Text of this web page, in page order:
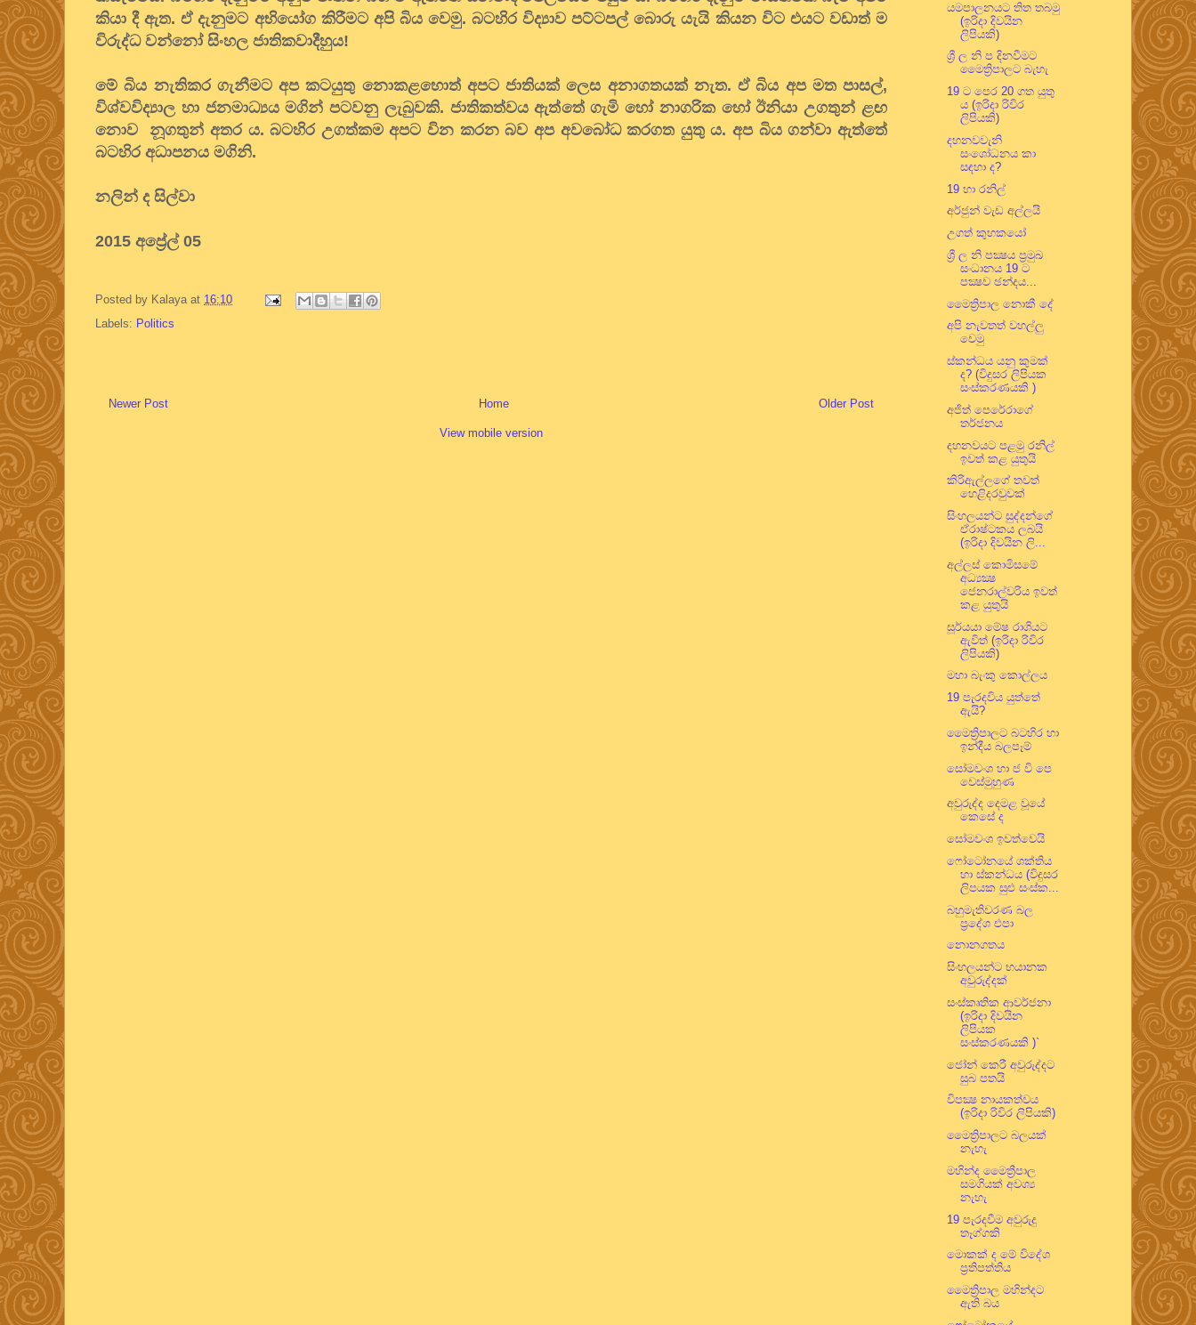
කියා දී ඇත. ඒ දැනුමට අභියෝග කිරීමට අපි බිය වෙමු. බටහිර විද්‍යාව පට්ටපල් බොරු යැයි කියන විට එයට වඩාත් ම
විරුද්ධ වන්නෝ සිංහල ජාතිකවාදීහුය!
මේ බිය නැතිකර ගැනීමට අප කටයුතු නොකළහොත් අපට ජාතියක් ලෙස අනාගතයක් නැත. ඒ බිය අප මත පාසල්,
විශ්වවිද්‍යාල හා ජනමාධ්‍යය මගින් පටවනු ලැබුවකි. ජාතිකත්වය ඇත්තේ ගැමි හෝ නාගරික හෝ ඊනියා උගතුන් ළඟ
නොව නූගතුන් අතර ය. බටහිර උගත්කම අපට වින කරන බව අප අවබෝධ කරගත යුතු ය. අප බිය ගන්වා ඇත්තේ
බටහිර අධාපනය මගිනි.
නලින් ද සිල්වා
2015 අප්‍රේල් 05
Posted by Kalaya at 16:10
Labels: Politics
Newer Post Older Post
Home
View mobile version
යමපාලනයට තිත තබමු
(ඉරිදා දිවයින
ලිපියකි)
ශ්‍රී ල නි ප දිනවීමට
මෛත්‍රිපාලට බැහැ
19 ට පෙර 20 ගත යුතු
ය (ඉරිදා රිවිර
ලිපියකි)
දහනවවැනි
සංශෝධනය කා
සඳහා ද?
19 හා රනිල්
අර්ජුන් වැඩ අල්ලයි
උගත් කුහකයෝ
ශ්‍රී ල නි පක්‍ෂය ප්‍රමුඛ
සංධානය 19 ට
පක්‍ෂව ඡන්දය...
මෛත්‍රිපාල නොකී දේ
අපි නැවතත් වහල්ලු
වෙමු
ස්කන්ධය යනු කුමක්
ද? (විදුසර ලිපියක
සංස්කරණයකි )
අජිත් පෙරේරාගේ
තර්ජනය
දහනවයට පළමු රනිල්
ඉවත් කළ යුතුයි
කිරිඇල්ලගේ තවත්
හෙළිදරවුවක්
සිංහලයන්ට සුද්දන්ගේ
ඒරාෂ්ටකය ලබයි
(ඉරිදා දිවයින ලි...
අල්ලස් කොමිසමේ
අධ්‍යක්‍ෂ
ජෙනරාල්වරිය ඉවත්
කළ යුතුයි
සූර්යයා මේෂ රාශියට
ඇවිත් (ඉරිදා රිවිර
ලිපියකි)
මහා බැංකු කොල්ලය
19 පැරදවිය යුත්තේ
ඇයි?
මෛත්‍රිපාලට බටහිර හා
ඉන්දීය බලපෑම්
සෝමවංශ හා ජ වි පෙ
වෙස්මුහුණ
අවුරුද්ද දෙමළ වූයේ
කෙසේ ද
සෝමවංශ ඉවත්වෙයි
ෆෝටෝනයේ ශක්තිය
හා ස්කන්ධය (විදුසර
ලිපයක සුළු සංස්ක...
බහුමැතිවරණ බල
ප්‍රදේශ එපා
නොනගතය
සිංහලයන්ට භයානක
අවුරුද්දක්
සංස්කෘතික ආවර්ජනා
(ඉරිදා දිවයින
ලිපියක
සංස්කරණයකි )`
ජෝන් කෙරී අවුරුද්දට
සුබ පතයි
විපක්‍ෂ නායකත්වය
(ඉරිදා රිවිර ලිපියකි)
මෛත්‍රිපාලට බලයක්
නැහැ
මහින්ද මෛත්‍රීපාල
සමගියක් අවශ්‍ය
නැහැ
19 පැරදවීම අවුරුදු
තෑග්ගකි
මොකක් ද මේ විදේශ
ප්‍රතිපත්තිය
මෛත්‍රිපාල මහින්දට
ඇති බය